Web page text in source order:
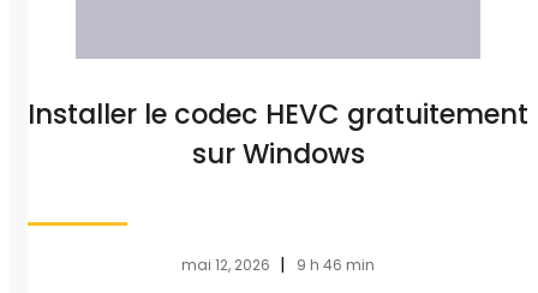
Installer le codec HEVC gratuitement
sur Windows
mai 12, 2026 | 9 h 46 min